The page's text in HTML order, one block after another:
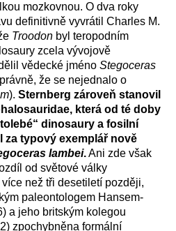
mozkovnou. O dva roky
definitivně vyvrátil Charles M.
Troodon byl teropodním
zcela vývojově
vědecké jméno Stegoceras
že se nejednalo o
). Sternberg zároveň stanovil
která od té doby
dinosaury a fosilní
za typový exemplář nově
lambei.Ani zde však
od světové války
než tři desetiletí později,
paleontologem Hansem-
a jeho britským kolegou
zpochybněna formální